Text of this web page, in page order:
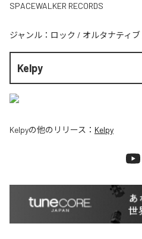
SPACEWALKER RECORDS
ジャンル： ロック / オルタナティブ
Kelpy
Kelpyの他のリリース： Kelpy